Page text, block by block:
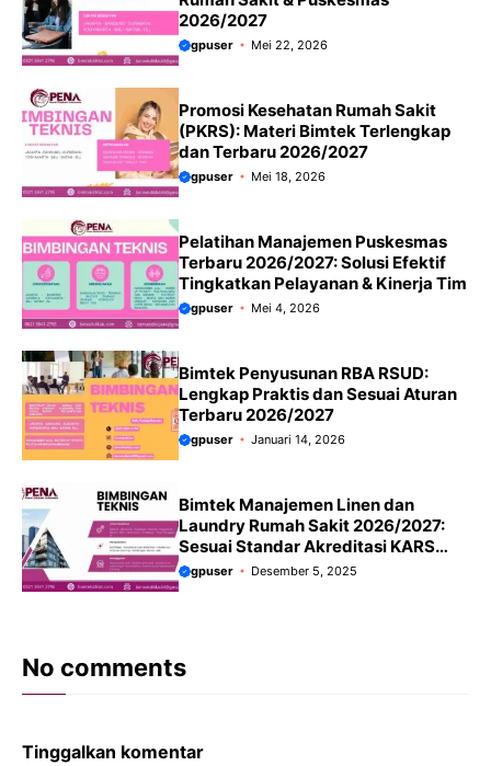
2026/2027
gpuser Mei 22, 2026
Promosi Kesehatan Rumah Sakit
(PKRS): Materi Bimtek Terlengkap
dan Terbaru 2026/2027
gpuser Mei 18, 2026
Pelatihan Manajemen Puskesmas
Terbaru 2026/2027: Solusi Efektif
Tingkatkan Pelayanan & Kinerja Tim
gpuser Mei 4, 2026
Bimtek Penyusunan RBA RSUD:
Lengkap Praktis dan Sesuai Aturan
Terbaru 2026/2027
gpuser Januari 14, 2026
Bimtek Manajemen Linen dan
Laundry Rumah Sakit 2026/2027:
Sesuai Standar Akreditasi KARS
Terbaru
gpuser Desember 5, 2025
No comments
Tinggalkan komentar